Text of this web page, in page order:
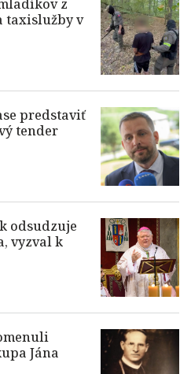
z
taxislužby v
predstaviť
tender
odsudzuje
vyzval k
Jána